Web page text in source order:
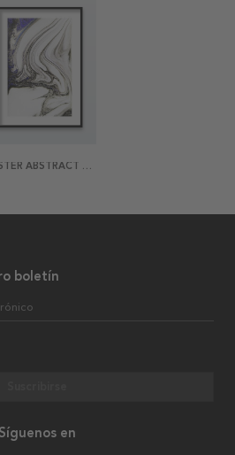
POSTER ABSTRACT MARBLE
boletín
Síguenos en